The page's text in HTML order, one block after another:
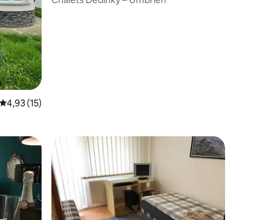
Durchschnittliche Bewertung: 4,93 von 5, 15 Bewertungen
4,93 (15)